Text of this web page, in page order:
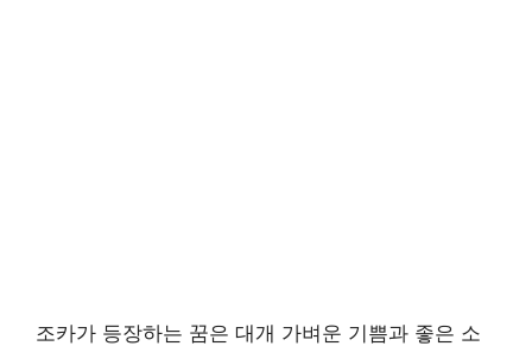
조카가 등장하는 꿈은 대개 가벼운 기쁨과 좋은 소